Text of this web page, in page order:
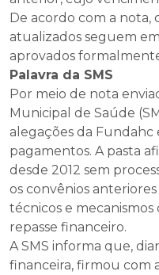
De acordo com a nota,
atualizados seguem
aprovados
Palavra da SMS
Por meio de nota
Municipal de Saúde
alegações da Fundahc
pagamentos. A pasta
desde 2012 sem
os convênios
técnicos e
repasse financeiro.
A SMS informa que,
financeira, firmou com